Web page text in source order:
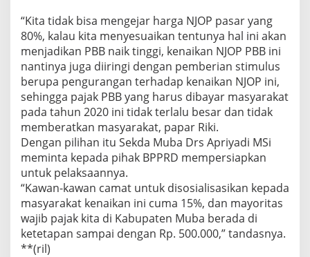
“Kita tidak bisa mengejar harga NJOP pasar yang
80%, kalau kita menyesuaikan tentunya hal ini akan
menjadikan PBB naik tinggi, kenaikan NJOP PBB ini
nantinya juga diiringi dengan pemberian stimulus
berupa pengurangan terhadap kenaikan NJOP ini,
sehingga pajak PBB yang harus dibayar masyarakat
pada tahun 2020 ini tidak terlalu besar dan tidak
memberatkan masyarakat, papar Riki.
Dengan pilihan itu Sekda Muba Drs Apriyadi MSi
meminta kepada pihak BPPRD mempersiapkan
untuk pelaksaannya.
“Kawan-kawan camat untuk disosialisasikan kepada
masyarakat kenaikan ini cuma 15%, dan mayoritas
wajib pajak kita di Kabupaten Muba berada di
ketetapan sampai dengan Rp. 500.000,” tandasnya.
**(ril)